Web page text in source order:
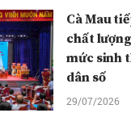
Cà Mau
chất
mức sinh
dân số
29/07/2026